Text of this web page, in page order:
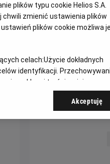
przetrwaniu i
postapokaliptycznym
plików typu cookie Helios S.A.
zmienić ustawienia plików
plików cookie możliwa
celach:Użycie dokładnych
identyfikacji.
reklam i treści, opinie
Akceptuję